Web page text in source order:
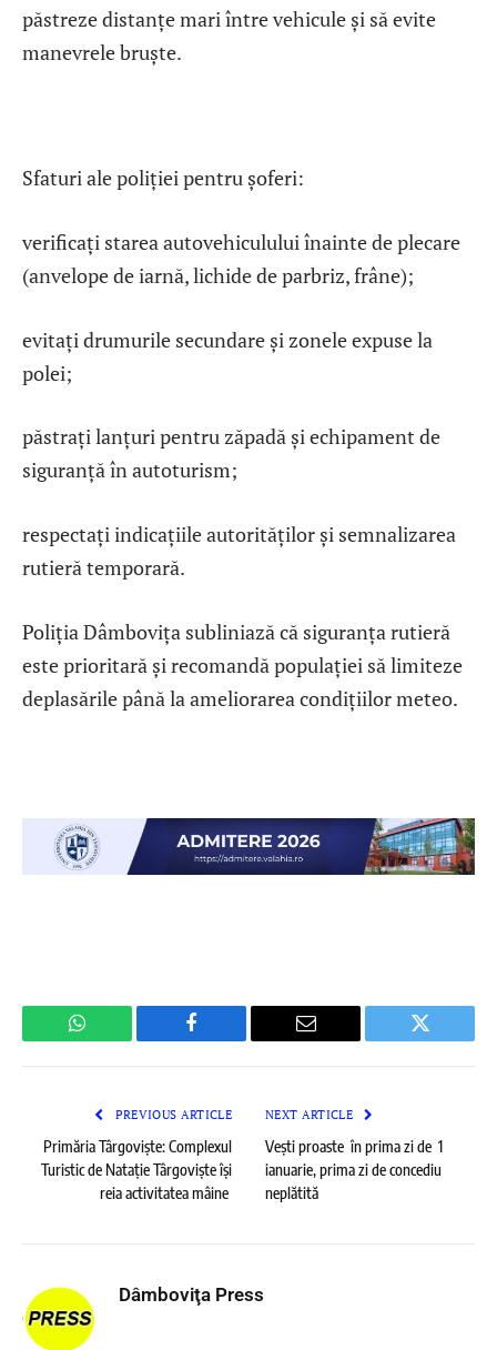
păstreze distanțe mari între vehicule și să evite
manevrele bruște.
Sfaturi ale poliției pentru șoferi:
verificați starea autovehiculului înainte de plecare
(anvelope de iarnă, lichide de parbriz, frâne);
evitați drumurile secundare și zonele expuse la
polei;
păstrați lanțuri pentru zăpadă și echipament de
siguranță în autoturism;
respectați indicațiile autorităților și semnalizarea
rutieră temporară.
Poliția Dâmbovița subliniază că siguranța rutieră
este prioritară și recomandă populației să limiteze
deplasările până la ameliorarea condițiilor meteo.
WhatsApp Facebook Email Twitter
PREVIOUS ARTICLE
Primăria Târgoviște: Complexul
Turistic de Natație Târgoviște își
reia activitatea mâine
NEXT ARTICLE
Vești proaste în prima zi de 1
ianuarie, prima zi de concediu
neplătită
Dâmboviţa Press